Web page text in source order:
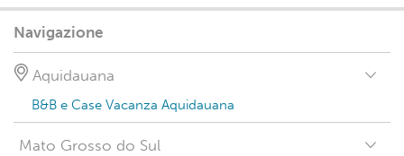
Navigazione
Aquidauana
B&B e Case Vacanza Aquidauana
Mato Grosso do Sul